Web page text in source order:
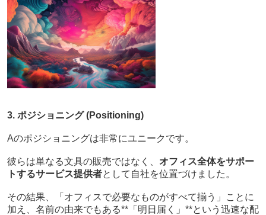
3. ポジショニング (Positioning)
Aのポジショニングは非常にユニークです。
彼らは単なる文具の販売ではなく、 オフィス全体をサポー
トするサービス提供者として自社を位置づけました。
その結果、「オフィスで必要なものがすべて揃う」ことに
加え、名前の由来でもある**「明日届く」**という迅速な配